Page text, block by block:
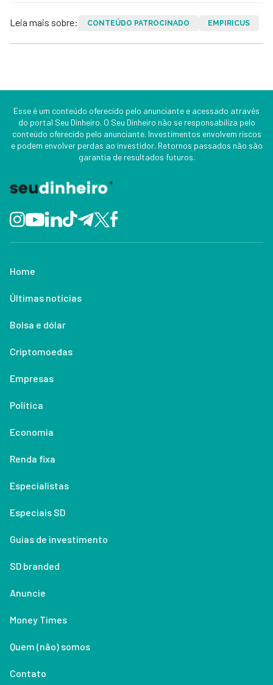
Leia mais sobre: CONTEÚDO PATROCINADO EMPIRICUS
Esse é um conteúdo oferecido pelo anunciante e acessado através
do portal Seu Dinheiro. O Seu Dinheiro não se responsabiliza pelo
conteúdo oferecido pelo anunciante. Investimentos envolvem riscos
e podem envolver perdas ao investidor. Retornos passados não são
garantia de resultados futuros.
Home
Últimas notícias
Bolsa e dólar
Criptomoedas
Empresas
Política
Economia
Renda fixa
Especialistas
Especiais SD
Guias de investimento
SD branded
Anuncie
Money Times
Quem (não) somos
Contato